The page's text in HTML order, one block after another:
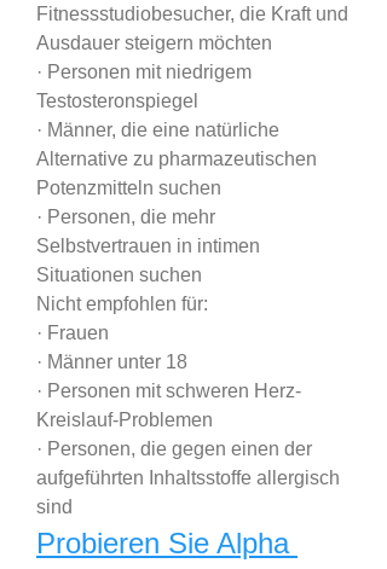
Fitnessstudiobesucher, die Kraft und
Ausdauer steigern möchten
· Personen mit niedrigem
Testosteronspiegel
· Männer, die eine natürliche
Alternative zu pharmazeutischen
Potenzmitteln suchen
· Personen, die mehr
Selbstvertrauen in intimen
Situationen suchen
Nicht empfohlen für:
· Frauen
· Männer unter 18
· Personen mit schweren Herz-
Kreislauf-Problemen
· Personen, die gegen einen der
aufgeführten Inhaltsstoffe allergisch
sind
Probieren Sie Alpha